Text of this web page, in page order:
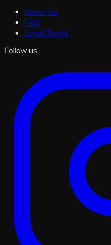
About Us
FAQ
Legal Terms
Follow us